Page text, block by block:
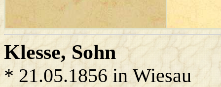
Klesse, Sohn
* 21.05.1856 in Wiesau